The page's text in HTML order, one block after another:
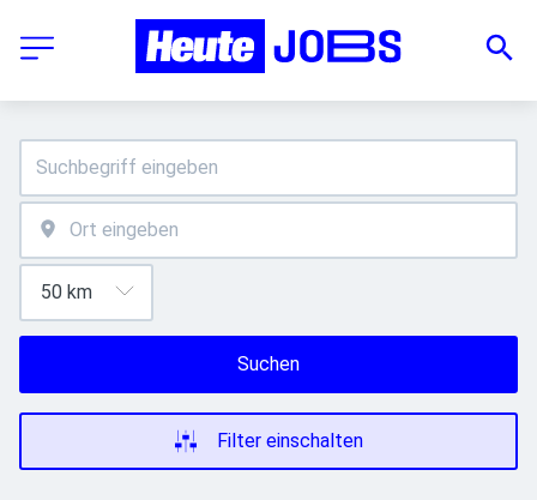
Suchen
Filter einschalten